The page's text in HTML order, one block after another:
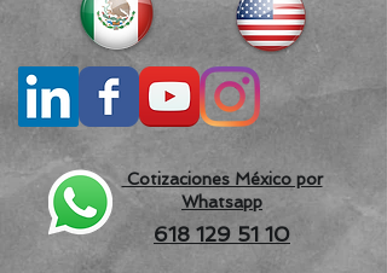
Cotizaciones México por
Whatsapp
618 129 51 10